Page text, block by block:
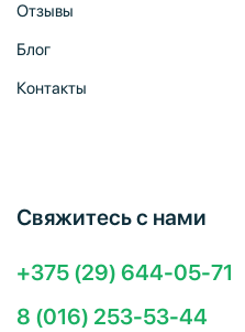
Отзывы
Блог
Контакты
Свяжитесь с нами
+375 (29) 644-05-71
8 (016) 253-53-44